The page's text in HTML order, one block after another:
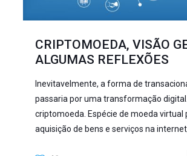
CRIPTOMOEDA, VISÃO
ALGUMAS REFLEXÕES
Inevitavelmente, a forma de
passaria por uma transformação
criptomoeda. Espécie de moeda virtual
aquisição de bens e serviços na